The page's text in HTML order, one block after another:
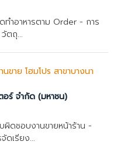
ำอาหารตาม Order - การ
ตถุ...
าย โฮมโปร สาขาบางนา
อร์ จำกัด (มหาชน)
ดชอบงานขายหน้าร้าน -
ดเรียง...